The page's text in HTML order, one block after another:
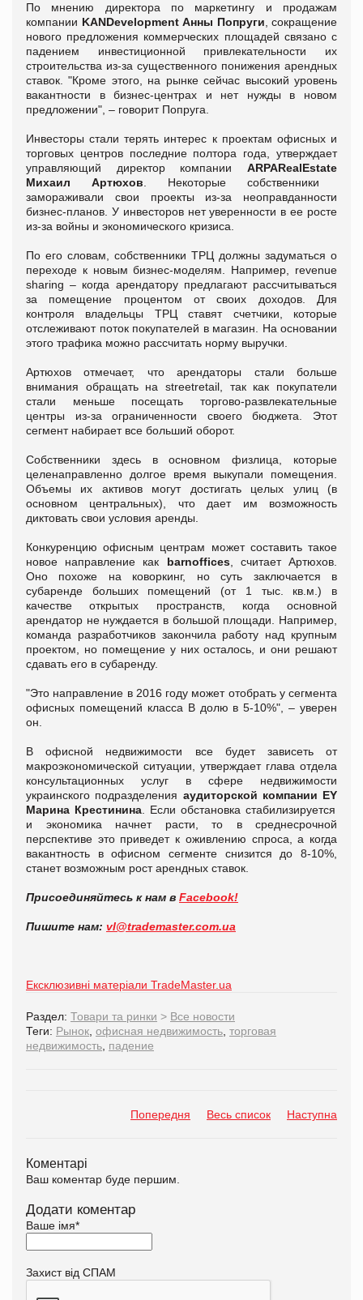
По мнению директора по маркетингу и продажам
компании KANDevelopmentАнны Попруги , сокращение
нового предложения коммерческих площадей связано с
падением инвестиционной привлекательности их
строительства из-за существенного понижения арендных
ставок. "Кроме этого, на рынке сейчас высокий уровень
вакантности в бизнес-центрах и нет нужды в новом
предложении", – говорит Попруга.
Инвесторы стали терять интерес к проектам офисных и
торговых центров последние полтора года, утверждает
управляющий директор компании ARPARealEstate
Михаил Артюхов . Некоторые собственники
замораживали свои проекты из-за неоправданности
бизнес-планов. У инвесторов нет уверенности в ее росте
из-за войны и экономического кризиса.
По его словам, собственники ТРЦ должны задуматься о
переходе к новым бизнес-моделям. Например, revenue
sharing – когда арендатору предлагают рассчитываться
за помещение процентом от своих доходов. Для
контроля владельцы ТРЦ ставят счетчики, которые
отслеживают поток покупателей в магазин. На основании
этого трафика можно рассчитать норму выручки.
Артюхов отмечает, что арендаторы стали больше
внимания обращать на streetretail, так как покупатели
стали меньше посещать торгово-развлекательные
центры из-за ограниченности своего бюджета. Этот
сегмент набирает все больший оборот.
Собственники здесь в основном физлица, которые
целенаправленно долгое время выкупали помещения.
Объемы их активов могут достигать целых улиц (в
основном центральных), что дает им возможность
диктовать свои условия аренды.
Конкуренцию офисным центрам может составить такое
новое направление как barnoffices, считает Артюхов.
Оно похоже на коворкинг, но суть заключается в
субаренде больших помещений (от 1 тыс. кв.м.) в
качестве открытых пространств, когда основной
арендатор не нуждается в большой площади. Например,
команда разработчиков закончила работу над крупным
проектом, но помещение у них осталось, и они решают
сдавать его в субаренду.
"Это направление в 2016 году может отобрать у сегмента
офисных помещений класса В долю в 5-10%", – уверен
он.
В офисной недвижимости все будет зависеть от
макроэкономической ситуации, утверждает глава отдела
консультационных услуг в сфере недвижимости
украинского подразделения аудиторской компании EY
Марина Крестинина . Если обстановка стабилизируется
и экономика начнет расти, то в среднесрочной
перспективе это приведет к оживлению спроса, а когда
вакантность в офисном сегменте снизится до 8-10%,
станет возможным рост арендных ставок.
Присоединяйтесь к нам в Facebook!
Пишите нам: vl@trademaster.com.ua
Ексклюзивні матеріали TradeMaster.ua
Раздел: Товари та ринки > Все новости
Теги: Рынок офисная недвижимость торговая
недвижимость падение
Попередня Весь список Наступна
Коментарі
Ваш коментар буде першим.
Додати коментар
Ваше імя*
Захист від СПАМ